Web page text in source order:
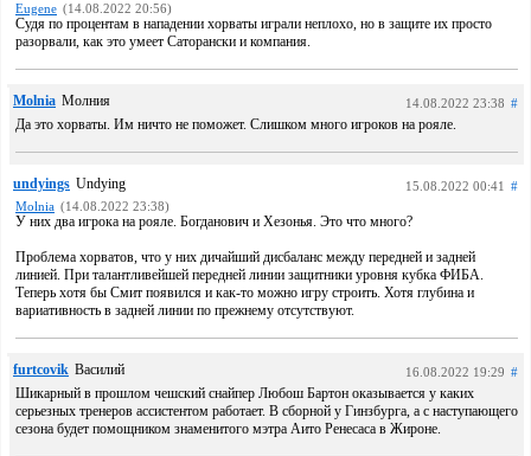
Eugene (14.08.2022 20:56)
Судя по процентам в нападении хорваты играли неплохо, но в защите их просто
разорвали, как это умеет Саторански и компания.
Molnia Молния 14.08.2022 23:38 #
Да это хорваты. Им ничто не поможет. Слишком много игроков на рояле.
undyings Undying 15.08.2022 00:41 #
Molnia (14.08.2022 23:38)
У них два игрока на рояле. Богданович и Хезонья. Это что много?
Проблема хорватов, что у них дичайший дисбаланс между передней и задней
линией. При талантливейшей передней линии защитники уровня кубка ФИБА.
Теперь хотя бы Смит появился и как-то можно игру строить. Хотя глубина и
вариативность в задней линии по прежнему отсутствуют.
furtcovik Василий 16.08.2022 19:29 #
Шикарный в прошлом чешский снайпер Любош Бартон оказывается у каких
серьезных тренеров ассистентом работает. В сборной у Гинзбурга, а с наступающего
сезона будет помощником знаменитого мэтра Аито Ренесаса в Жироне.